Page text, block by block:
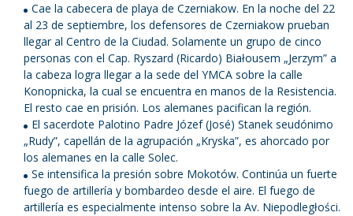
Cae la cabecera de playa de Czerniakow. En la noche del 22
al 23 de septiembre, los defensores de Czerniakow prueban
llegar al Centro de la Ciudad. Solamente un grupo de cinco
personas con el Cap. Ryszard (Ricardo) Białousem „Jerzym” a
la cabeza logra llegar a la sede del YMCA sobre la calle
Konopnicka, la cual se encuentra en manos de la Resistencia.
El resto cae en prisión. Los alemanes pacifican la región.
El sacerdote Palotino Padre Józef (José) Stanek seudónimo
„Rudy”, capellán de la agrupación „Kryska”, es ahorcado por
los alemanes en la calle Solec.
Se intensifica la presión sobre Mokotów. Continúa un fuerte
fuego de artillería y bombardeo desde el aire. El fuego de
artillería es especialmente intenso sobre la Av. Niepodległości.